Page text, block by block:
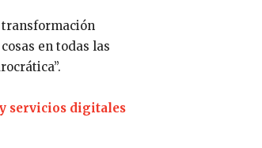
transformación
en todas las
servicios digitales